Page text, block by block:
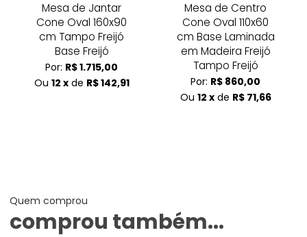
Mesa de Jantar
Cone Oval 160x90
cm Tampo Freijó
Base Freijó
Por: R$ 1.715,00
Ou 12 xde R$ 142,91
Mesa de Centro
Cone Oval 110x60
cm Base Laminada
em Madeira Freijó
Tampo Freijó
Por: R$ 860,00
Ou 12 xde R$ 71,66
Quem comprou
comprou também...